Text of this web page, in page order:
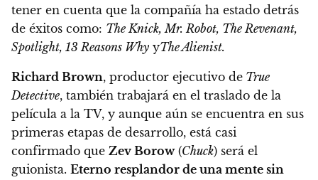
tener en cuenta que la compañía ha estado detrás
de éxitos como: The Knick, Mr. Robot, The Revenant,
Spotlight, 13 Reasons Why yThe Alienist.
Richard Brown, productor ejecutivo de True
Detective, también trabajará en el traslado de la
película a la TV, y aunque aún se encuentra en sus
primeras etapas de desarrollo, está casi
confirmado que Zev Borow(Chuck) será el
guionista. Eterno resplandor de una mente sin